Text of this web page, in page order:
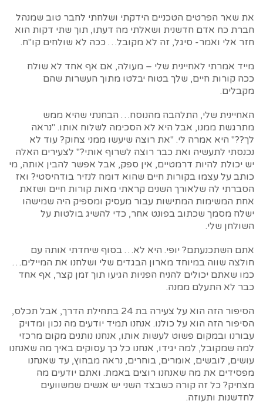
את שאר הפרטים הטכניים הידקתי ושלחתי לחבר טוב שמנהל
חברת כח אדם חדשנית ושאלתי מה דעתו, תוך שתי דקות הוא
חזר אלי ואמר- סיגל, זה לא מקובל… ככה לא שולחים קו"ח.
מייד אמרתי לאחיינית שלי – מעולה, אם אף אחד לא שולח
ככה קורות חיים, שלך בטוח יבלטו מתוך העשרות שהם
מקבלים.
האחיינית שלי, התלהבה מהנוסח… הבחנתי שהיא ממש
מתרגשת ממנו, אבל היא לא הסכימה לשלוח אותו. "נראה
לך??" היא אמרה לי. "את רוצה שיעשו ממני צחוק? עוד לא
נכנסתי לתעשיה ואת כבר רוצה לשרוף אותי?" לצעירים האלה
יש יכולת להיות דרמטיים, אין ספק, אבל אפשר להבין אותה, מי
כותב על עצמו בקורות חיים שהוא דומה לנזיר בודהיסטי? ואז
הסברתי לה שלאורך השנים קראתי מאות קורות חיים ושזאת
אחת המשימות המתישות עבור מעסיק ומספיק היה שמישהו
ישלח מסמך שכתוב בפונט אחר, כדי להשיג בולטות על
השולחן שלי.
אתם השתכנעתם? יופי. היא לא… בסוף שיחדתי אותה עם
חולצה שווה במיוחד מארון הבגדים שלי ושלחנו את המיילים…
כמו שאתם יכולים להניח הפניות הגיעו תוך זמן קצר, אף אחד
כבר לא התעלם ממנה.
הסיפור הזה הוא על צעירה בת 24 בתחילת הדרך, אבל תכלס,
הסיפור הזה הוא על כולנו. אנחנו תמיד יודעים מה נכון ומדויק
עבורנו ובמקום פשוט לעשות אותו, אנחנו נותנים מקום מרכזי
למה שמקובל, למה יגידו, אנחנו כל כך עסוקים באיך מה שאנחנו
עושים, לובשים, אומרים, בוחרים, נראה מבחוץ, עד שאנחנו
מפסידים את מה שאנחנו רוצים באמת. ואתם יודעים מה
מצחיק? כל זה קורה כשבצד השני יש אנשים שמשוועים
לחדשנות ותעוזה.